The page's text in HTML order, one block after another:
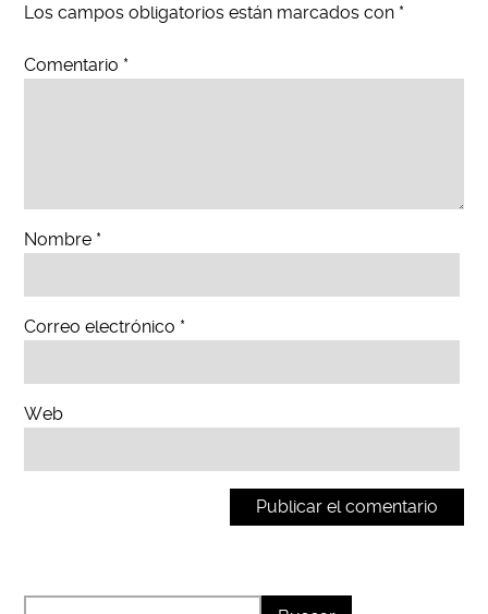
Los campos obligatorios están marcados con *
Comentario *
Nombre *
Correo electrónico *
Web